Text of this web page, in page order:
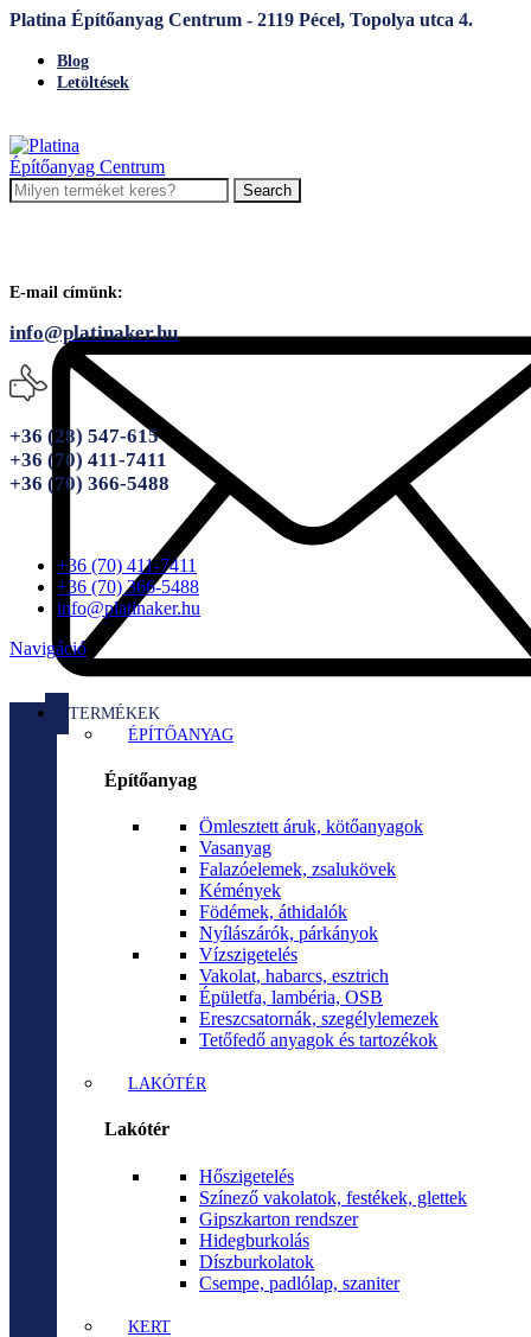
Platina Építőanyag Centrum - 2119 Pécel, Topolya utca 4.
Blog
Letöltések
Search
E-mail címünk:
info@platinaker.hu
+36 (28) 547-615
+36 (70) 411-7411
+36 (70) 366-5488
+36 (70) 411-7411
+36 (70) 366-5488
info@platinaker.hu
Navigáció
TERMÉKEK
ÉPÍTŐANYAG
Építőanyag
Ömlesztett áruk, kötőanyagok
Vasanyag
Falazóelemek, zsalukövek
Kémények
Födémek, áthidalók
Nyílászárók, párkányok
Vízszigetelés
Vakolat, habarcs, esztrich
Épületfa, lambéria, OSB
Ereszcsatornák, szegélylemezek
Tetőfedő anyagok és tartozékok
LAKÓTÉR
Lakótér
Hőszigetelés
Színező vakolatok, festékek, glettek
Gipszkarton rendszer
Hidegburkolás
Díszburkolatok
Csempe, padlólap, szaniter
KERT